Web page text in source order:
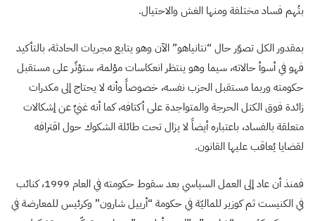
بتُهم فساد مختلفة ومنها الغش والاحتيال.
بمقدور الكل تصوّر حال “نتانياهو” الآن وهو يتابع مجريات الحادثة، بالتأكيد
فهو في أسوأ حالاته، سيما وهو ينتظر انعكاسات مؤلمة، ستؤثّر على مستقبل
حكومته وربما مستقبل الحزب نفسه، خصوصاً وأنه لا يحتاج إلى مكدرات
زائدة فوق الكتل الحرجة والمتواجدة على أكتافه، كما أنه غنيٌ عن إشكالات
متعلقة بالفساد، باعتباره أيضاً لا يزال تحت طائلة الشكوك حول اقترافه
لقضايا يُعاقب عليها القانون.
فمنذ أن عاد إلى العمل السياسي بعد سقوط حكومته في العام 1999، كنائب
في الكنيست ثم كوزير للماليّة في حكومة “أرييل شارون” وكرئيس للمعارضة في